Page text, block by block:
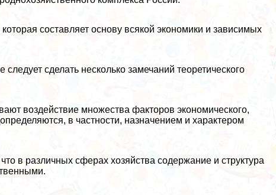
составляет основу всякой экономики и зависимых
сделать несколько замечаний теоретического
воздействие множества факторов экономического,
в частности, назначением и хаpaктером
в различных сферах хозяйства содержание и структура